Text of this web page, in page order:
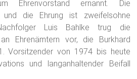
Ehrenämtern vor, die Burkhard
Vorsitzender von 1974 bis heute
und langanhaltender Beifall
Wein verkostet war, ging es in der
bester Stimmung weiter. Erst weit